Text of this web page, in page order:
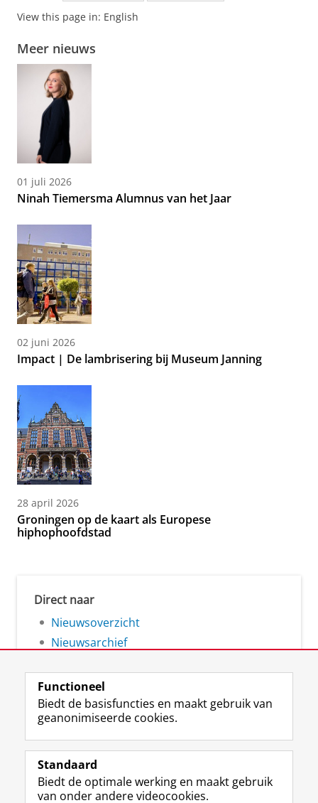
View this page in: English
Meer nieuws
01 juli 2026
Ninah Tiemersma Alumnus van het Jaar
02 juni 2026
Impact | De lambrisering bij Museum Janning
28 april 2026
Groningen op de kaart als Europese
hiphophoofdstad
Direct naar
Nieuwsoverzicht
Nieuwsarchief
Volg de RUG
F
a
e
b
L
i
k
e
R
S
-
f
I
n
t
Y
o
T
Studiekiezers
Functioneel
Biedt de basisfuncties en maakt gebruik van
geanonimiseerde cookies.
Standaard
Biedt de optimale werking en maakt gebruik
van onder andere videocookies.